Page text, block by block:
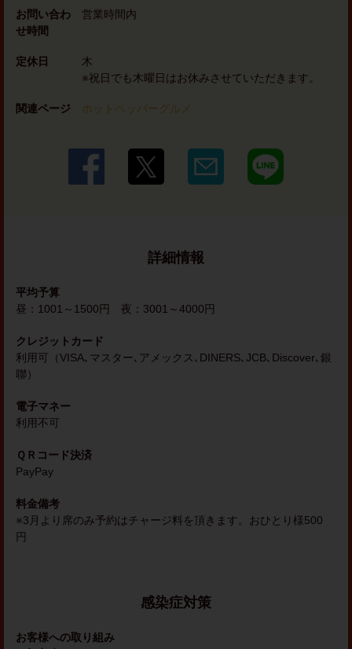
お問い合わ
せ時間
営業時間内
定休日
木
※祝日でも木曜日はお休みさせていただきます。
関連ページ ホットペッパーグルメ
詳細情報
平均予算
昼：1001～1500円 夜：3001～4000円
クレジットカード
利用可（VISA､マスター､アメックス､DINERS､JCB､Discover､銀
聯）
電子マネー
利用不可
ＱＲコード決済
PayPay
料金備考
※3月より席のみ予約はチャージ料を頂きます。おひとり様500
円
感染症対策
お客様への取り組み